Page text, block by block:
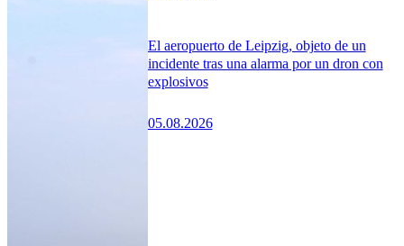
El aeropuerto de Leipzig, objeto de un
incidente tras una alarma por un dron con
explosivos
05.08.2026